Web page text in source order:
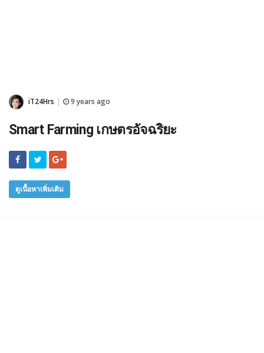
iT24Hrs 9 years ago
Smart Farming เกษตรอัจฉริยะ
ดูเนื้อหาเพิ่มเติม